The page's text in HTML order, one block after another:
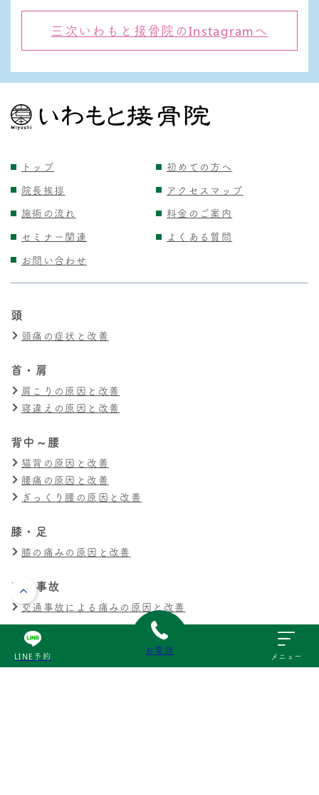
LINE予約
お電話
メニュー
三次いわもと接骨院のInstagramへ
トップ
初めての方へ
院長挨拶
アクセスマップ
施術の流れ
料金のご案内
セミナー関連
よくある質問
お問い合わせ
頭
頭痛の症状と改善
首・肩
肩こりの原因と改善
寝違えの原因と改善
背中～腰
猫背の原因と改善
腰痛の原因と改善
ぎっくり腰の原因と改善
膝・足
膝の痛みの原因と改善
交通事故
交通事故による痛みの原因と改善
その他
スポーツ障害の原因と改善